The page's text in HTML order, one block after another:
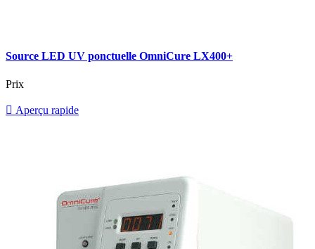
Source LED UV ponctuelle OmniCure LX400+
Prix
 Aperçu rapide